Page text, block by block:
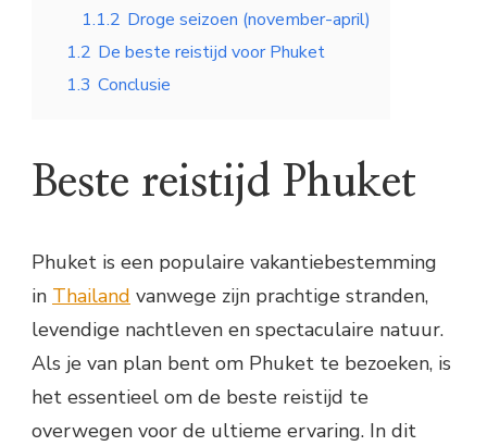
1.1.2 Droge seizoen (november-april)
1.2 De beste reistijd voor Phuket
1.3 Conclusie
Beste reistijd Phuket
Phuket is een populaire vakantiebestemming
in Thailand vanwege zijn prachtige stranden,
levendige nachtleven en spectaculaire natuur.
Als je van plan bent om Phuket te bezoeken, is
het essentieel om de beste reistijd te
overwegen voor de ultieme ervaring. In dit